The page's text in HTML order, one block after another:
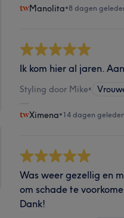
Manolita•8 dagen
Ik kom hier al jaren.
Styling door Mike•
Ximena•14 dagen geleden
Was weer gezellig en
om schade te
Dank!